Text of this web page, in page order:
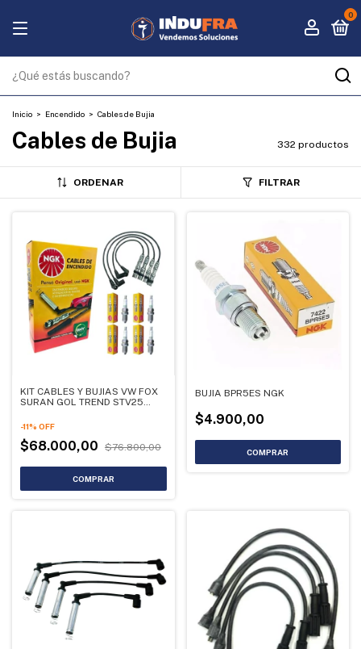
0
Inicio > Encendido > Cables de Bujia
Cables de Bujia 332 productos
ORDENAR FILTRAR
KIT CABLES Y BUJIAS VW FOX
SURAN GOL TREND STV25
-11% OFF
$68.000,00 $76.800,00
BUJIA BPR5ES NGK
$4.900,00